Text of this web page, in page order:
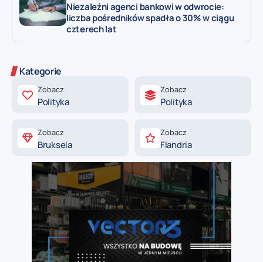
Niezależni agenci bankowi w odwrocie:
liczba pośredników spadła o 30% w ciągu
czterech lat
Kategorie
Zobacz
Polityka
Zobacz
Polityka
Zobacz
Bruksela
Zobacz
Flandria